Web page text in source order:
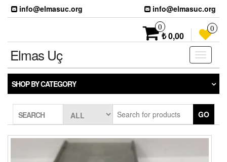
Skip
info@elmasuc.org info@elmasuc.org
0
₺ 0,00
0
Toggle
Elmas Uç
SHOP BY CATEGORY
SEARCH GO